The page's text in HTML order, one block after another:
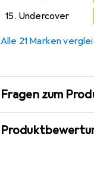
15. Undercover
Alle 21 Marken
Fragen zum